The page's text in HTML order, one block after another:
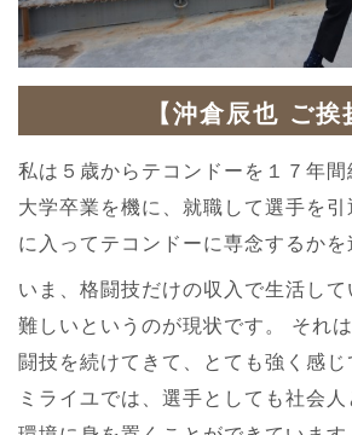
【沖倉辰也 ご挨
私は５歳からテコンドーを１７年間
大学卒業を機に、就職して選手を引
に入ってテコンドーに専念するかを
いま、格闘技だけの収入で生活し
難しいというのが現状です。 それ
闘技を続けてきて、とても強く感じ
ミライユでは、選手としても社会